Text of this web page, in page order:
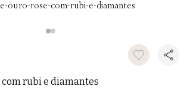
rubi e diamantes